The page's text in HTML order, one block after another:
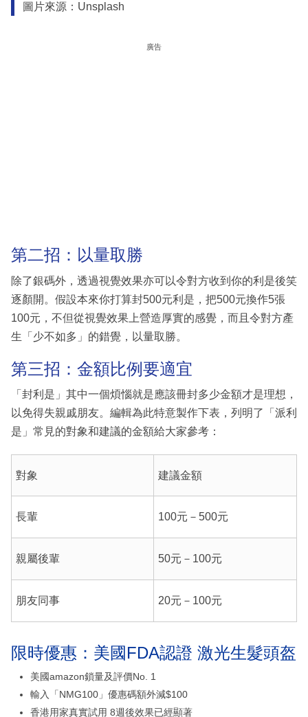
圖片來源：Unsplash
廣告
第二招：以量取勝
除了銀碼外，透過視覺效果亦可以令對方收到你的利是後笑
逐顏開。假設本來你打算封500元利是，把500元換作5張
100元，不但從視覺效果上營造厚實的感覺，而且令對方產
生「少不如多」的錯覺，以量取勝。
第三招：金額比例要適宜
「封利是」其中一個煩惱就是應該冊封多少金額才是理想，
以免得失親戚朋友。編輯為此特意製作下表，列明了「派利
是」常見的對象和建議的金額給大家參考：
對象 建議金額
長輩 100元－500元
親屬後輩 50元－100元
朋友同事 20元－100元
限時優惠：美國FDA認證 激光生髮頭盔
美國amazon鎖量及評價No. 1
輸入「NMG100」優惠碼額外減$100
香港用家真實試用 8週後效果已經顯著